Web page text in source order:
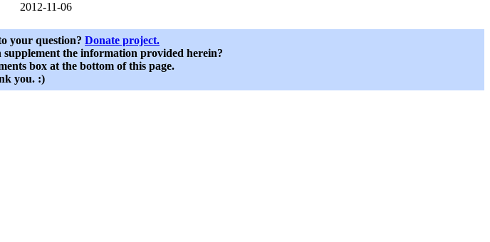
2012-11-06
your question? Donate project.
the information provided herein?
box at the bottom of this page.
you. :)